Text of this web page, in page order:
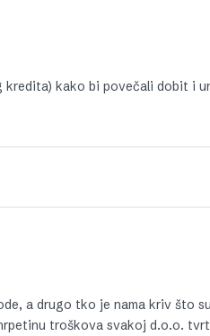
kako bi povečali dobit i
a drugo tko je nama kriv što
troškova svakoj d.o.o.